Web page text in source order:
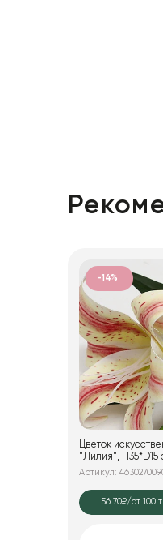
-14%
Цветок
"Лилия",
Артикул:
56.70₽/от 100